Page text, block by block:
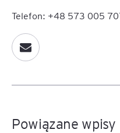
Telefon: +48 573 005
Powiązane wpisy